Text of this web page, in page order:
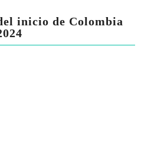
inicio de Colombia